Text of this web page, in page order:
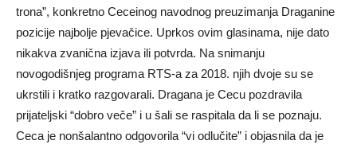
trona”, konkretno Ceceinog navodnog preuzimanja Draganine
pozicije najbolje pjevačice. Uprkos ovim glasinama, nije dato
nikakva zvanična izjava ili potvrda. Na snimanju
novogodišnjeg programa RTS-a za 2018. njih dvoje su se
ukrstili i kratko razgovarali. Dragana je Cecu pozdravila
prijateljski “dobro veče” i u šali se raspitala da li se poznaju.
Ceca je nonšalantno odgovorila “vi odlučite” i objasnila da je